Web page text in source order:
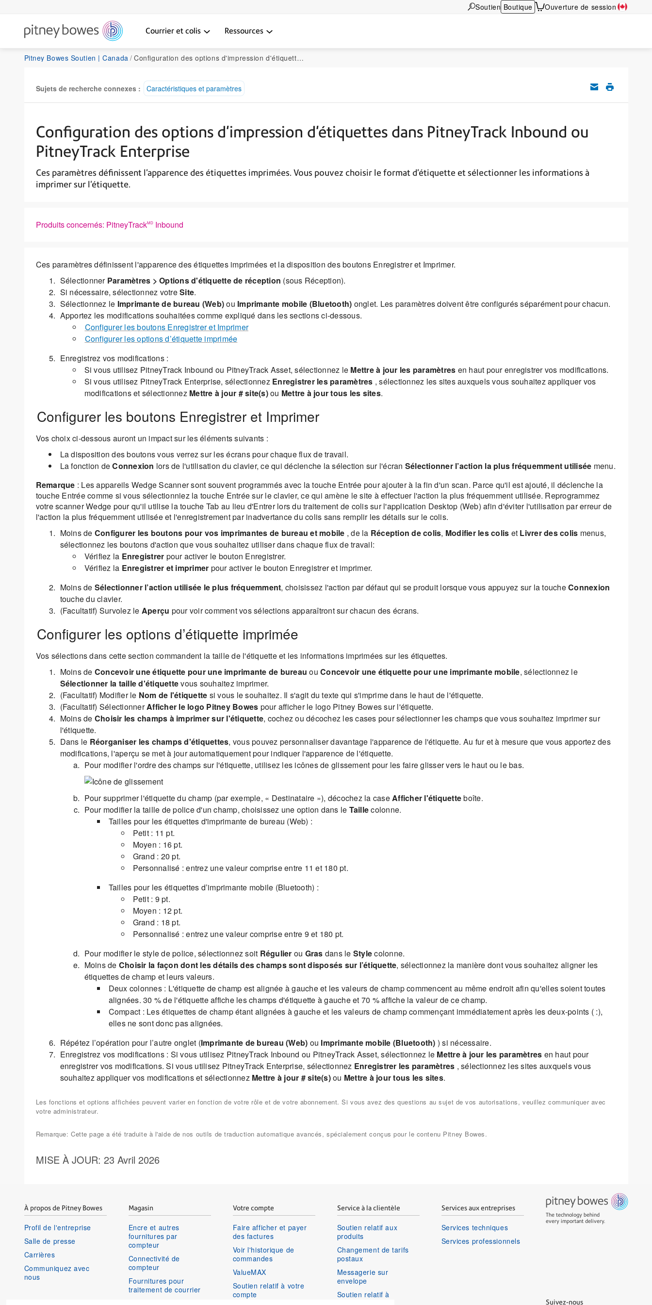
Soutien Boutique Ouverture de session
Courrier et colis Ressources
Pitney Bowes Soutien | Canada Configuration des options d'impression d'étiquettes dans PitneyTrack Inbound ou PitneyTrack Enterprise
Sujets de recherche connexes : Caractéristiques et paramètres
Configuration des options d'impression d'étiquettes dans PitneyTrack Inbound ou
PitneyTrack Enterprise
Ces paramètres définissent l'apparence des étiquettes imprimées. Vous pouvez choisir le format d'étiquette et sélectionner les informations à
imprimer sur l'étiquette.
Produits concernés: PitneyTrackMDInbound
Ces paramètres définissent l'apparence des étiquettes imprimées et la disposition des boutons Enregistrer et Imprimer.
SélectionnerParamètres > Options d'étiquette de réception (sous Réception).
Si nécessaire, sélectionnez votreSite.
Sélectionnez le Imprimante de bureau (Web)ou Imprimante mobile (Bluetooth) onglet. Les paramètres doivent être configurés séparément pour chacun.
Apportez les modifications souhaitées comme expliqué dans les sections ci-dessous.
Configurer les boutons Enregistrer et Imprimer
Configurer les options d’étiquette imprimée
Enregistrez vos modifications :
Si vous utilisez PitneyTrack Inbound ou PitneyTrack Asset, sélectionnez le Mettre à jour les paramètres en haut pour enregistrer vos modifications.
Si vous utilisez PitneyTrack Enterprise, sélectionnezEnregistrer les paramètres , sélectionnez les sites auxquels vous souhaitez appliquer vos
modifications et sélectionnezMettre à jour # site(s)ou Mettre à jour tous les sites.
Configurer les boutons Enregistrer et Imprimer
Vos choix ci-dessous auront un impact sur les éléments suivants :
La disposition des boutons vous verrez sur les écrans pour chaque flux de travail.
La fonction deConnexion lors de l'utilisation du clavier, ce qui déclenche la sélection sur l'écran Sélectionner l’action la plus fréquemment utilisée menu.
Remarque : Les appareils Wedge Scanner sont souvent programmés avec la touche Entrée pour ajouter à la fin d'un scan. Parce qu'il est ajouté, il déclenche la
touche Entrée comme si vous sélectionniez la touche Entrée sur le clavier, ce qui amène le site à effectuer l'action la plus fréquemment utilisée. Reprogrammez
votre scanner Wedge pour qu'il utilise la touche Tab au lieu d'Entrer lors du traitement de colis sur l'application Desktop (Web) afin d'éviter l'utilisation par erreur de
l'action la plus fréquemment utilisée et l'enregistrement par inadvertance du colis sans remplir les détails sur le colis.
Moins de Configurer les boutons pour vos imprimantes de bureau et mobile , de la Réception de colis, Modifier les colis et Livrer des colis menus,
sélectionnez les boutons d'action que vous souhaitez utiliser dans chaque flux de travail:
Vérifiez la Enregistrer pour activer le bouton Enregistrer.
Vérifiez la Enregistrer et imprimer pour activer le bouton Enregistrer et imprimer.
Moins de Sélectionner l’action utilisée le plus fréquemment, choisissez l'action par défaut qui se produit lorsque vous appuyez sur la toucheConnexion
touche du clavier.
(Facultatif) Survolez le Aperçu pour voir comment vos sélections apparaîtront sur chacun des écrans.
Configurer les options d’étiquette imprimée
Vos sélections dans cette section commandent la taille de l'étiquette et les informations imprimées sur les étiquettes.
Moins de Concevoir une étiquette pour une imprimante de bureau ou Concevoir une étiquette pour une imprimante mobile, sélectionnez le
Sélectionner la taille d'étiquettevous souhaitez imprimer.
(Facultatif) Modifier le Nom de l'étiquette si vous le souhaitez. Il s'agit du texte qui s'imprime dans le haut de l'étiquette.
(Facultatif) SélectionnerAfficher le logo Pitney Bowes pour afficher le logo Pitney Bowes sur l'étiquette.
Moins de Choisir les champs à imprimer sur l'étiquette, cochez ou décochez les cases pour sélectionner les champs que vous souhaitez imprimer sur
l'étiquette.
Dans le Réorganiser les champs d'étiquettes, vous pouvez personnaliser davantage l'apparence de l'étiquette. Au fur et à mesure que vous apportez des
modifications, l'aperçu se met à jour automatiquement pour indiquer l'apparence de l'étiquette.
Pour modifier l'ordre des champs sur l'étiquette, utilisez les icônes de glissement pour les faire glisser vers le haut ou le bas.
Pour supprimer l'étiquette du champ (par exemple, « Destinataire »), décochez la caseAfficher l'étiquetteboîte.
Pour modifier la taille de police d'un champ, choisissez une option dans le Taillecolonne.
Tailles pour les étiquettes d'imprimante de bureau (Web) :
Petit : 11 pt.
Moyen : 16 pt.
Grand : 20 pt.
Personnalisé : entrez une valeur comprise entre 11 et 180 pt.
Tailles pour les étiquettes d’imprimante mobile (Bluetooth) :
Petit : 9 pt.
Moyen : 12 pt.
Grand : 18 pt.
Personnalisé : entrez une valeur comprise entre 9 et 180 pt.
Pour modifier le style de police, sélectionnez soit Régulier ou Gras dans le Stylecolonne.
Moins de Choisir la façon dont les détails des champs sont disposés sur l’étiquette, sélectionnez la manière dont vous souhaitez aligner les
étiquettes de champ et leurs valeurs.
Deux colonnes : L'étiquette de champ est alignée à gauche et les valeurs de champ commencent au même endroit afin qu'elles soient toutes
alignées. 30 % de l'étiquette affiche les champs d'étiquette à gauche et 70 % affiche la valeur de ce champ.
Compact : Les étiquettes de champ étant alignées à gauche et les valeurs de champ commençant immédiatement après les deux-points ( :),
elles ne sont donc pas alignées.
Répétez l’opération pour l’autre onglet (Imprimante de bureau (Web) ou Imprimante mobile (Bluetooth) ) si nécessaire.
Enregistrez vos modifications : Si vous utilisez PitneyTrack Inbound ou PitneyTrack Asset, sélectionnez le Mettre à jour les paramètres en haut pour
enregistrer vos modifications. Si vous utilisez PitneyTrack Enterprise, sélectionnez Enregistrer les paramètres , sélectionnez les sites auxquels vous
souhaitez appliquer vos modifications et sélectionnezMettre à jour # site(s)ou Mettre à jour tous les sites.
Les fonctions et options affichées peuvent varier en fonction de votre rôle et de votre abonnement. Si vous avez des questions au sujet de vos autorisations, veuillez communiquer avec
votre administrateur.
Remarque: Cette page a été traduite à l'aide de nos outils de traduction automatique avancés, spécialement conçus pour le contenu Pitney Bowes.
MISE À JOUR: 23 Avril 2026
À propos de Pitney Bowes
Profil de l'entreprise
Salle de presse
Carrières
Communiquez avec
nous
Magasin
Encre et autres
fournitures par
compteur
Connectivité de
compteur
Fournitures pour
traitement de courrier
Votre compte
Faire afficher et payer
des factures
Voir l'historique de
commandes
ValueMAX
Soutien relatif à votre
compte
Service à la clientèle
Soutien relatif aux
produits
Changement de tarifs
postaux
Messagerie sur
envelope
Soutien relatif à
Services aux entreprises
Services techniques
Services professionnels
The technology behind
every important delivery.
Suivez-nous